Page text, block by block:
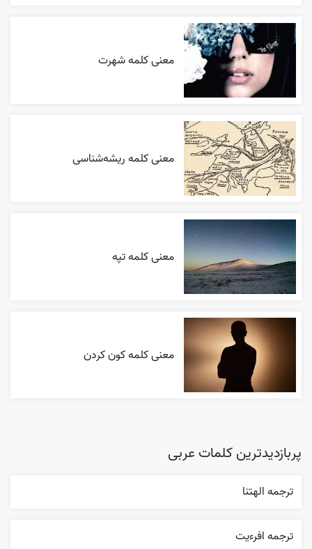
معنی کلمه شهرت
معنی کلمه ریشه‌شناسی
معنی کلمه تپه
معنی کلمه کون کردن
پربازدیدترین کلمات عربی
ترجمه الهتنا
ترجمه افرءيت